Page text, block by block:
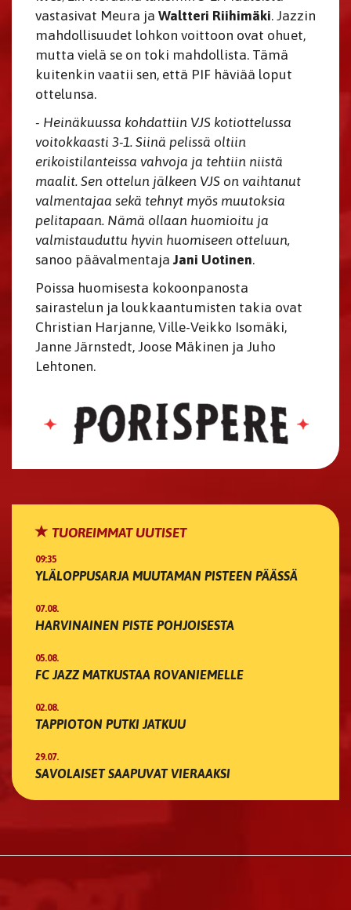
vastasivat Meura ja Waltteri Riihimäki. Jazzin
mahdollisuudet lohkon voittoon ovat ohuet,
mutta vielä se on toki mahdollista. Tämä
kuitenkin vaatii sen, että PIF häviää loput
ottelunsa.
- Heinäkuussa kohdattiin VJS kotiottelussa
voitokkaasti 3-1. Siinä pelissä oltiin
erikoistilanteissa vahvoja ja tehtiin niistä
maalit. Sen ottelun jälkeen VJS on vaihtanut
valmentajaa sekä tehnyt myös muutoksia
pelitapaan. Nämä ollaan huomioitu ja
valmistauduttu hyvin huomiseen otteluun,
sanoo päävalmentaja Jani Uotinen.
Poissa huomisesta kokoonpanosta
sairastelun ja loukkaantumisten takia ovat
Christian Harjanne, Ville-Veikko Isomäki,
Janne Järnstedt, Joose Mäkinen ja Juho
Lehtonen.
TUOREIMMAT UUTISET
09:35
YLÄLOPPUSARJA MUUTAMAN PISTEEN PÄÄSSÄ
07.08.
HARVINAINEN PISTE POHJOISESTA
05.08.
FC JAZZ MATKUSTAA ROVANIEMELLE
02.08.
TAPPIOTON PUTKI JATKUU
29.07.
SAVOLAISET SAAPUVAT VIERAAKSI